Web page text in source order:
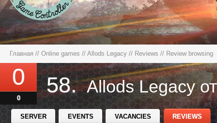
Главная // Online games // Allods Legacy // Reviews // Review browsing
0
0
58. Allods Legacy
SERVER EVENTS VACANCIES REVIEWS